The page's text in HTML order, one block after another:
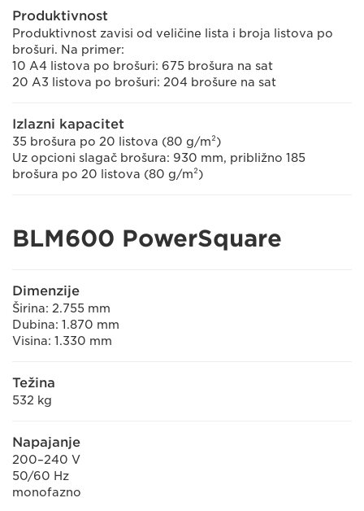
Produktivnost
Produktivnost zavisi od veličine lista i broja listova po
brošuri. Na primer:
10 A4 listova po brošuri: 675 brošura na sat
20 A3 listova po brošuri: 204 brošure na sat
Izlazni kapacitet
35 brošura po 20 listova (80 g/m²)
Uz opcioni slagač brošura: 930 mm, približno 185
brošura po 20 listova (80 g/m²)
BLM600 PowerSquare
Dimenzije
Širina: 2.755 mm
Dubina: 1.870 mm
Visina: 1.330 mm
Težina
532 kg
Napajanje
200–240 V
50/60 Hz
monofazno